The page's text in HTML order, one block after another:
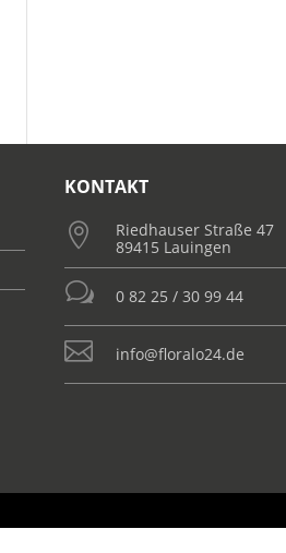
KONTAKT

Riedhauser Straße 47
89415 Lauingen
w 0 82 25 / 30 99 44
 info@floralo24.de